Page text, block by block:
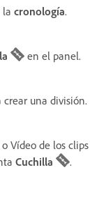
la cronología.
en el panel.
una división.
Vídeo de los
Cuchilla .